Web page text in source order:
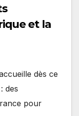
et la
dès ce
des
pour